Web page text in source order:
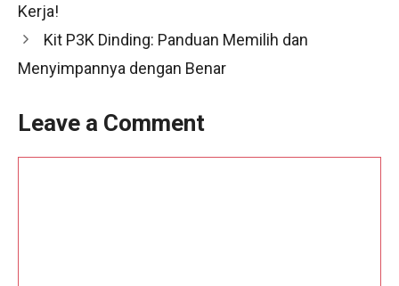
Kerja!
Kit P3K Dinding: Panduan Memilih dan
Menyimpannya dengan Benar
Leave a Comment